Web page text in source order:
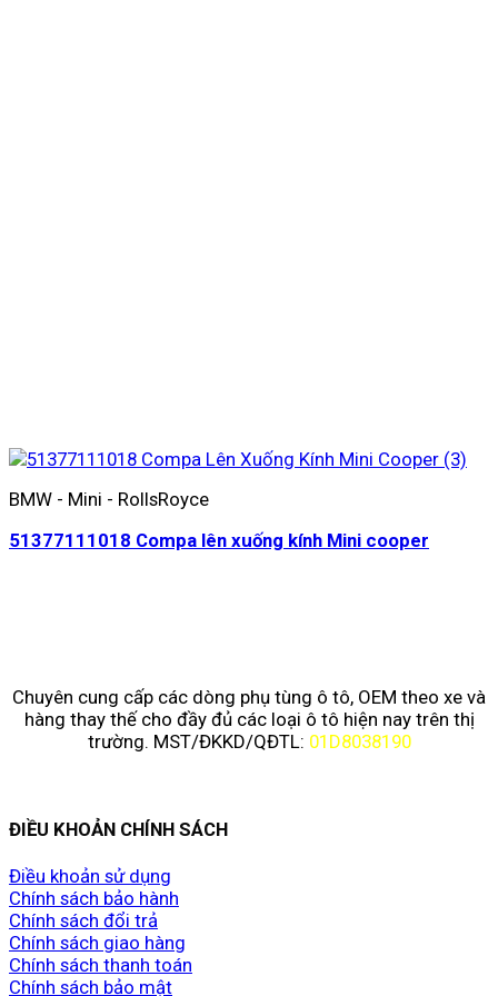
BMW - Mini - RollsRoyce
51377111018 Compa lên xuống kính Mini cooper
Chuyên cung cấp các dòng phụ tùng ô tô, OEM theo xe và
hàng thay thế cho đầy đủ các loại ô tô hiện nay trên thị
trường. MST/ĐKKD/QĐTL: 01D8038190
ĐIỀU KHOẢN CHÍNH SÁCH
Điều khoản sử dụng
Chính sách bảo hành
Chính sách đổi trả
Chính sách giao hàng
Chính sách thanh toán
Chính sách bảo mật